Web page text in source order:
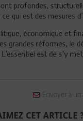
profondes,
qui est des mesures
économique et
grandes réformes, le
est de s’y
Envoyer à un
CET ARTICLE